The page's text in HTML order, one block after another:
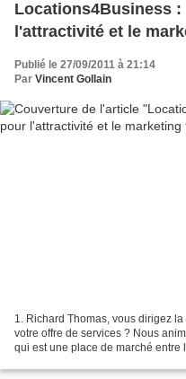
Locations4Business
l'attractivité et le
Publié le 27/09/2011 à 21:14
Par Vincent Gollain
1. Richard Thomas, vous dirigez
votre offre de services ? Nous
qui est une place de marché entre